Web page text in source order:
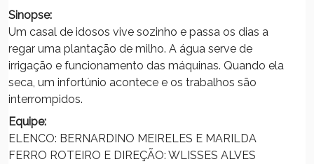
Sinopse:
Um casal de idosos vive sozinho e passa os dias a
regar uma plantação de milho. A água serve de
irrigação e funcionamento das máquinas. Quando ela
seca, um infortúnio acontece e os trabalhos são
interrompidos.
Equipe:
ELENCO: BERNARDINO MEIRELES E MARILDA
FERRO ROTEIRO E DIREÇÃO: WLISSES ALVES